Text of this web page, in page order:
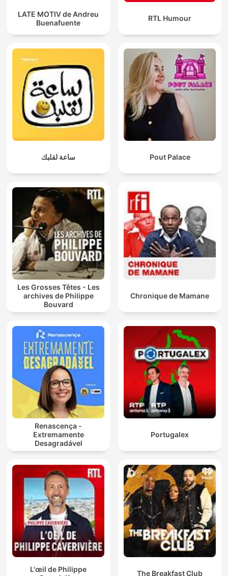
LATE MOTIV de Andreu
Buenafuente
RTL Humour
ساعة لقلبك Pout Palace
Les Grosses Têtes - Les
archives de Philippe
Bouvard
Chronique de Mamane
Renascença -
Extremamente
Desagradável
Portugalex
L'œil de Philippe
The Breakfast Club